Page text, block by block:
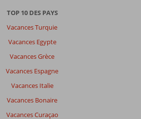
TOP 10 DES PAYS
Vacances Turquie
Vacances Egypte
Vacances Grèce
Vacances Espagne
Vacances Italie
Vacances Bonaire
Vacances Curaçao